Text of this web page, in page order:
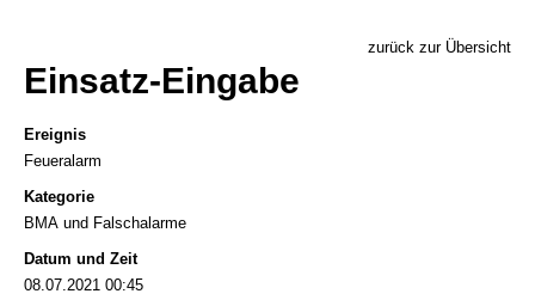
zurück zur Übersicht
Einsatz-Eingabe
Ereignis
Feueralarm
Kategorie
BMA und Falschalarme
Datum und Zeit
08.07.2021 00:45